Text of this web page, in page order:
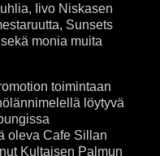
Iivo Niskasen
Sunsets
monia muita
toimintaan
löytyvä
oleva Cafe Sillan
Kultaisen Palmun